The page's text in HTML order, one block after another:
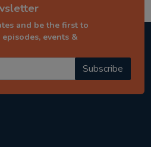
and be the first to
events &
Subscribe